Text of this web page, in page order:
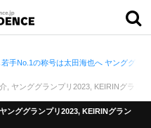
手No.1の称号は太田海也へ ヤンググラ
, ヤンググランプリ2023, KEIRINグラン
ンググランプリ2023, KEIRINグラン